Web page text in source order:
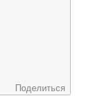
Поделиться